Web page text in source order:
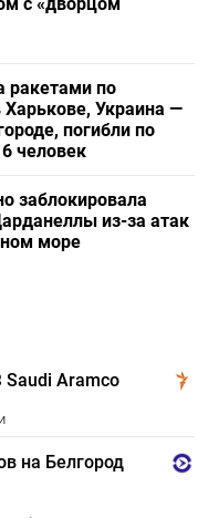
ракетами по
Украина —
погибли по
человек
заблокировала
из-за атак
море